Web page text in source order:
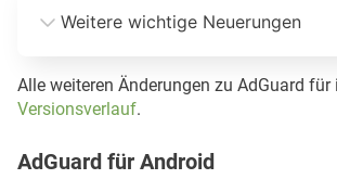
Weitere wichtige Neuerungen
Alle weiteren Änderungen zu AdGuard für
Versionsverlauf.
AdGuard für Android